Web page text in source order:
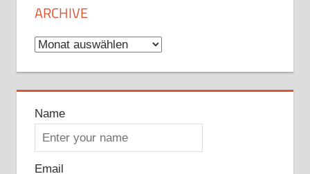
ARCHIVE
Archive
Name
Email